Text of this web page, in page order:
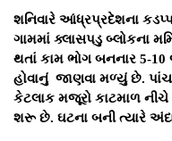
શનિવારે આંધ્રપ્રદેશના
ગામમાં ક્લાસપડુ બ્લોકના
થતાં કામ ભોગ બનનાર 5-
હોવાનું જાણવા મળ્યું છે.
કેટલાક મજૂરો કાટમાળ નીચે
શરૂ છે. ઘટના બની ત્યારે